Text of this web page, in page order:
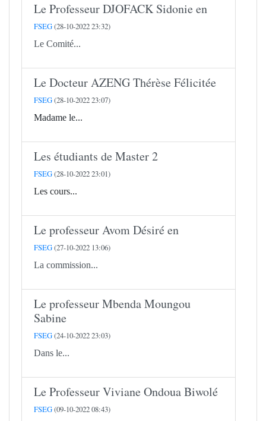
Le Professeur DJOFACK Sidonie en
FSEG(28-10-2022 23:32)
Le Comité...
Le Docteur AZENG Thérèse Félicitée
FSEG(28-10-2022 23:07)
Madame le...
Les étudiants de Master 2
FSEG(28-10-2022 23:01)
Les cours...
Le professeur Avom Désiré en
FSEG(27-10-2022 13:06)
La commission...
Le professeur Mbenda Moungou
Sabine
FSEG(24-10-2022 23:03)
Dans le...
Le Professeur Viviane Ondoua Biwolé
FSEG(09-10-2022 08:43)